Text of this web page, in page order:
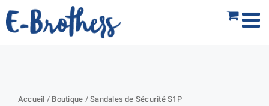
Passer
au
Accueil / Boutique /Sandales de Sécurité S1P